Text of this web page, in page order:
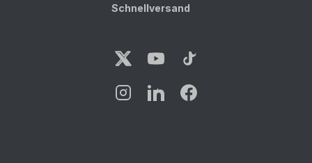
Schnellversand